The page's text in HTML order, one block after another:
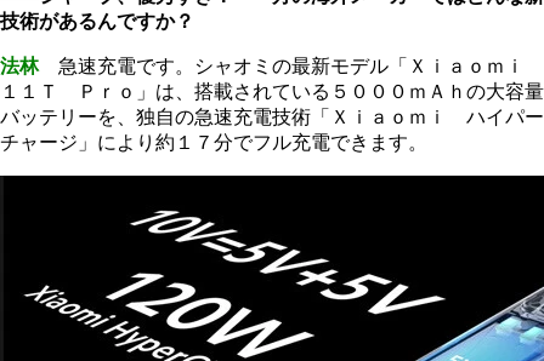
技術があるんですか？
法林急速充電です。シャオミの最新モデル「Ｘｉａｏｍｉ
１１Ｔ Ｐｒｏ」は、搭載されている５０００ｍＡｈの大容量
バッテリーを、独自の急速充電技術「Ｘｉａｏｍｉ ハイパー
チャージ」により約１７分でフル充電できます。